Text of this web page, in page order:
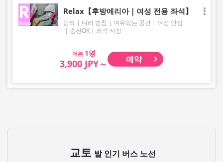
Relax【후방에리아｜여성 전용 좌석】
담요 다리 받침 여유있는 공간
여성 안심
충전OK
좌석 지정
어른
3,900 JPY～ 예약
교토 발 인기 버스 노선